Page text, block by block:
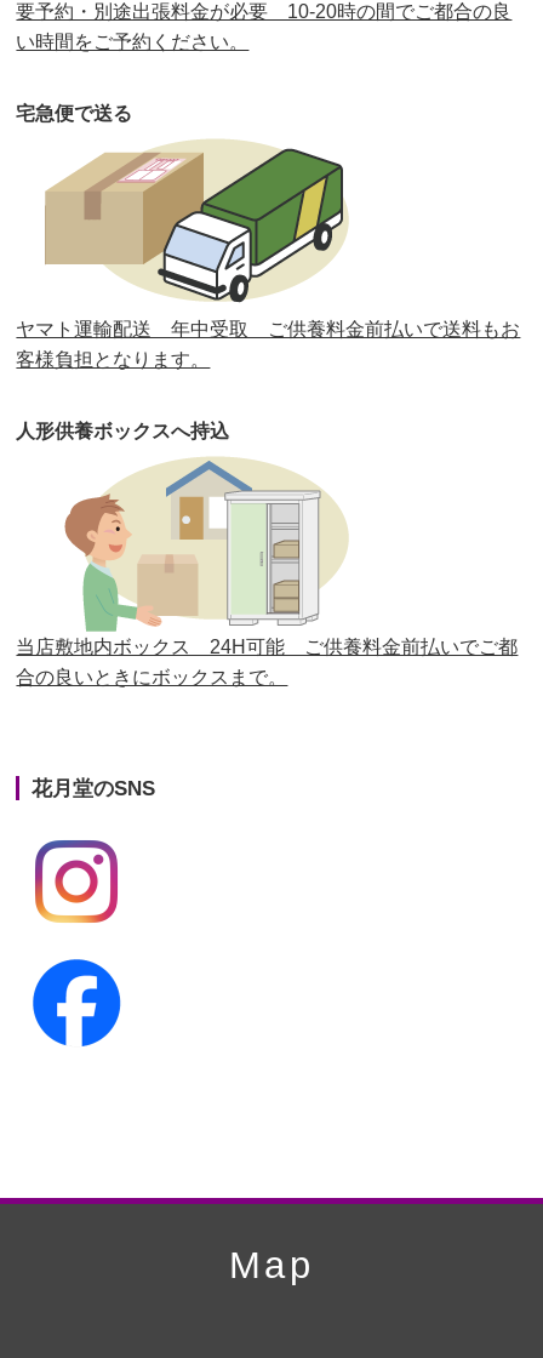
第35回人形供養祭令和2年2月13日(木)
第33回人形供養祭
第32回人形供養祭 令和元年6月12日(水)
第31回人形供養祭 平成31年3月13日(水)
第30回人形供養祭平成30年11月28日(水)
第29回人形供養祭平成30年5月23日(水)
第27回人形供養祭平成29年6月14日(水)
第26回人形供養祭平成28年12月15日(木)
第25回人形供養祭 平成28年6月16日(木)
第24回人形供養祭 平成27年11月27日
第23回人形供養祭平成26年12月5日
第22回人形供養祭平成26年4月28日
第20回人形供養祭
第19回人形供養祭
第18回人形供養祭
第16回人形供養祭
第15回人形供養祭
第12回人形供養祭平成22年3月9日
平成21年12月4日
要予約・別途出張料金が必要 10-20時の間でご都合の良
い時間をご予約ください。
宅急便で送る
ヤマト運輸配送 年中受取 ご供養料金前払いで送料もお
客様負担となります。
人形供養ボックスへ持込
当店敷地内ボックス 24H可能 ご供養料金前払いでご都
合の良いときにボックスまで。
花月堂のSNS
Map